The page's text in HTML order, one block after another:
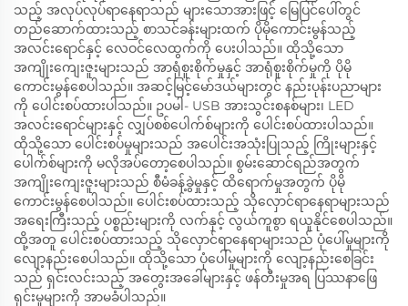
သည့် အလုပ်လုပ်ရာနေရာသည် များသောအားဖြင့် မြေပြင်ပေါ်တွင်
တည်ဆောက်ထားသည့် စာသင်ခန်းများထက် ပိုမိုကောင်းမွန်သည့်
အလင်းရောင်နှင့် လေဝင်လေထွက်ကို ပေးပါသည်။ ထိုသို့သော
အကျိုးကျေးဇူးများသည် အာရုံစူးစိုက်မှုနှင့် အာရုံစူးစိုက်မှုကို ပိုမို
ကောင်းမွန်စေပါသည်။ အဆင့်မြင့်မော်ဒယ်များတွင် နည်းပုန်းပညာများ
ကို ပေါင်းစပ်ထားပါသည်။ ဥပမါ- USB အားသွင်းစနစ်များ၊ LED
အလင်းရောင်များနှင့် လျှပ်စစ်ပေါက်စ်များကို ပေါင်းစပ်ထားပါသည်။
ထိုသို့သော ပေါင်းစပ်မှုများသည် အပေါင်းအသုံးပြုသည့် ကြိုးများနှင့်
ပေါက်စ်များကို မလိုအပ်တော့စေပါသည်။ စွမ်းဆောင်ရည်အတွက်
အကျိုးကျေးဇူးများသည် စီမံခန့်ခွဲမှုနှင့် ထိရောက်မှုအတွက် ပိုမို
ကောင်းမွန်စေပါသည်။ ပေါင်းစပ်ထားသည့် သိုလှောင်ရာနေရာများသည်
အရေးကြီးသည့် ပစ္စည်းများကို လက်နှင့် လွယ်ကူစွာ ရယူနိုင်စေပါသည်။
ထို့အတူ ပေါင်းစပ်ထားသည့် သိုလှောင်ရာနေရာများသည် ပုံပေါ်မှုများကို
လျော့နည်းစေပါသည်။ ထိုသို့သော ပုံပေါ်မှုများကို လျော့နည်းစေခြင်း
သည် ရှင်းလင်းသည့် အတွေးအခေါ်များနှင့် ဖန်တီးမှုအရ ပြဿနာဖြေ
ရှင်းမှုများကို အာမခံပါသည်။